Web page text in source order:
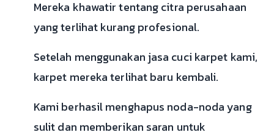
Mereka khawatir tentang citra perusahaan
yang terlihat kurang profesional.
Setelah menggunakan jasa cuci karpet kami,
karpet mereka terlihat baru kembali.
Kami berhasil menghapus noda-noda yang
sulit dan memberikan saran untuk